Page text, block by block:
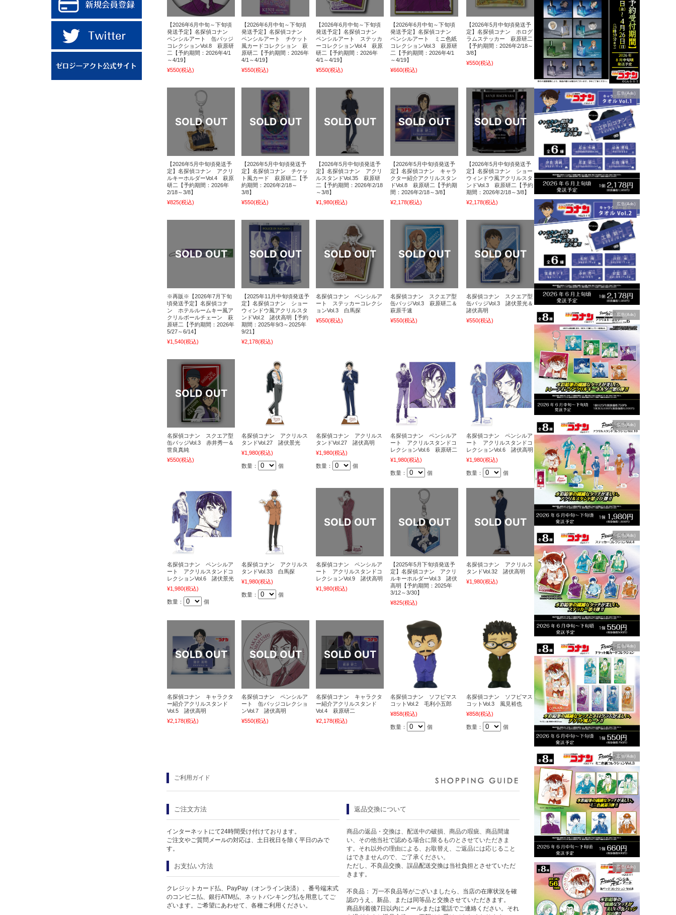
広告(Ads)
広告(Ads)
広告(Ads)
広告(Ads)
広告(Ads)
広告(Ads)
広告(Ads)
広告(Ads)
【2026年6月中旬～下旬頃
発送予定】名探偵コナン
ペンシルアート 缶バッジ
コレクションVol.8 萩原研
二【予約期間：2026年4/1
～4/19】
¥550(税込)
【2026年6月中旬～下旬頃
発送予定】名探偵コナン
ペンシルアート チケット
風カードコレクション 萩
原研二【予約期間：2026年
4/1～4/19】
¥550(税込)
【2026年6月中旬～下旬頃
発送予定】名探偵コナン
ペンシルアート ステッカ
ーコレクションVol.4 萩原
研二【予約期間：2026年
4/1～4/19】
¥550(税込)
【2026年6月中旬～下旬頃
発送予定】名探偵コナン
ペンシルアート ミニ色紙
コレクションVol.3 萩原研
二【予約期間：2026年4/1
～4/19】
¥660(税込)
【2026年5月中旬頃発送予
定】名探偵コナン ホログ
ラムステッカー 萩原研二
【予約期間：2026年2/18～
3/8】
¥550(税込)
【2026年5月中旬頃発送予
定】名探偵コナン アクリ
ルキーホルダーVol.4 萩原
研二【予約期間：2026年
2/18～3/8】
¥825(税込)
【2026年5月中旬頃発送予
定】名探偵コナン チケッ
ト風カード 萩原研二【予
約期間：2026年2/18～
3/8】
¥550(税込)
【2026年5月中旬頃発送予
定】名探偵コナン アクリ
ルスタンドVol.35 萩原研
二【予約期間：2026年2/18
～3/8】
¥1,980(税込)
【2026年5月中旬頃発送予
定】名探偵コナン キャラ
クター紹介アクリルスタン
ドVol.8 萩原研二【予約期
間：2026年2/18～3/8】
¥2,178(税込)
【2026年5月中旬頃発送予
定】名探偵コナン ショー
ウィンドウ風アクリルスタ
ンドVol.3 萩原研二【予約
期間：2026年2/18～3/8】
¥2,178(税込)
※再販※【2026年7月下旬
頃発送予定】名探偵コナ
ン ホテルルームキー風ア
クリルボールチェーン 萩
原研二【予約期間：2026年
5/27～6/14】
¥1,540(税込)
【2025年11月中旬頃発送予
定】名探偵コナン ショー
ウィンドウ風アクリルスタ
ンドVol.2 諸伏高明【予約
期間：2025年9/3～2025年
9/21】
¥2,178(税込)
名探偵コナン ペンシルア
ート ステッカーコレクシ
ョンVol.3 白馬探
¥550(税込)
名探偵コナン スクエア型
缶バッジVol.3 萩原研二＆
萩原千速
¥550(税込)
名探偵コナン スクエア型
缶バッジVol.3 諸伏景光＆
諸伏高明
¥550(税込)
名探偵コナン スクエア型
缶バッジVol.3 赤井秀一＆
世良真純
¥550(税込)
名探偵コナン アクリルス
タンドVol.27 諸伏景光
¥1,980(税込)
数量： 個
名探偵コナン アクリルス
タンドVol.27 諸伏高明
¥1,980(税込)
数量： 個
名探偵コナン ペンシルア
ート アクリルスタンドコ
レクションVol.6 萩原研二
¥1,980(税込)
数量： 個
名探偵コナン ペンシルア
ート アクリルスタンドコ
レクションVol.6 諸伏高明
¥1,980(税込)
数量： 個
名探偵コナン ペンシルア
ート アクリルスタンドコ
レクションVol.6 諸伏景光
¥1,980(税込)
数量： 個
名探偵コナン アクリルス
タンドVol.33 白馬探
¥1,980(税込)
数量： 個
名探偵コナン ペンシルア
ート アクリルスタンドコ
レクションVol.9 諸伏高明
¥1,980(税込)
【2025年5月下旬頃発送予
定】名探偵コナン アクリ
ルキーホルダーVol.3 諸伏
高明【予約期間：2025年
3/12～3/30】
¥825(税込)
名探偵コナン アクリルス
タンドVol.32 諸伏高明
¥1,980(税込)
名探偵コナン キャラクタ
ー紹介アクリルスタンド
Vol.5 諸伏高明
¥2,178(税込)
名探偵コナン ペンシルア
ート 缶バッジコレクショ
ンVol.7 諸伏高明
¥550(税込)
名探偵コナン キャラクタ
ー紹介アクリルスタンド
Vol.4 萩原研二
¥2,178(税込)
名探偵コナン ソフビマス
コットVol.2 毛利小五郎
¥858(税込)
数量： 個
名探偵コナン ソフビマス
コットVol.3 風見裕也
¥858(税込)
数量： 個
ご利用ガイド
ご注文方法
インターネットにて24時間受け付けております。
ご注文やご質問メールの対応は、土日祝日を除く平日のみで
す。
お支払い方法
クレジットカード払、PayPay（オンライン決済）、番号端末式
のコンビニ払、銀行ATM払、ネットバンキング払を用意してご
ざいます。ご希望にあわせて、各種ご利用ください。
返品交換について
商品の返品・交換は、配送中の破損、商品の瑕疵、商品間違
い、その他当社で認める場合に限るものとさせていただきま
す。それ以外の理由による、お取替え、ご返品には応じること
はできませんので、ご了承ください。
ただし、不良品交換、誤品配送交換は当社負担とさせていただ
きます。
不良品： 万一不良品等がございましたら、当店の在庫状況を確
認のうえ、新品、または同等品と交換させていただきます。
商品到着後7日以内にメールまたは電話でご連絡ください。それ